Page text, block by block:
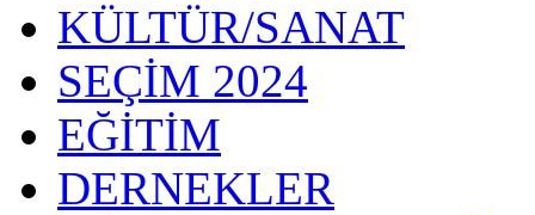
KÜLTÜR/SANAT
SEÇİM 2024
EĞİTİM
DERNEKLER